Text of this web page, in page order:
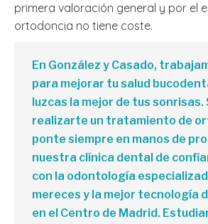
primera valoración general y por el
ortodoncia no tiene coste.
En González y Casado,
para mejorar tu salud
luzcas la mejor de tus sonrisas.
realizarte un tratamiento de
ponte siempre en manos de
nuestra clínica dental de
con la odontología
mereces y la mejor tecnología
en el Centro de Madrid.